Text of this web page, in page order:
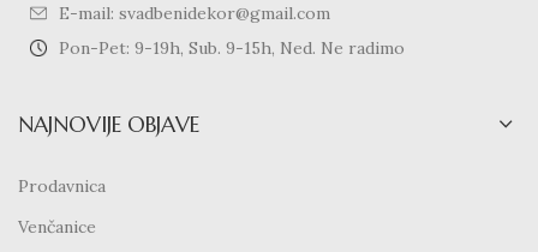
E-mail: svadbenidekor@gmail.com
Pon-Pet: 9-19h, Sub. 9-15h, Ned. Ne radimo
NAJNOVIJE OBJAVE
Prodavnica
Venčanice